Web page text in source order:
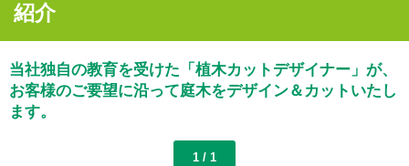
紹介
当社独自の教育を受けた「植木カットデザイナー」が、
お客様のご要望に沿って庭木をデザイン＆カットいたし
ます。
1 / 1